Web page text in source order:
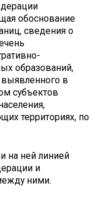
обоснование
сведения о
образований,
выявленного в
субъектов
территориях, по
на ней линией
и
ними.